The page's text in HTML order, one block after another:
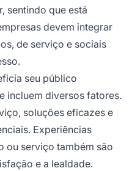
sentindo que está
devem integrar
de serviço e sociais
seu público
incluem diversos fatores.
soluções eficazes e
Experiências
ou serviço também são
e a lealdade.